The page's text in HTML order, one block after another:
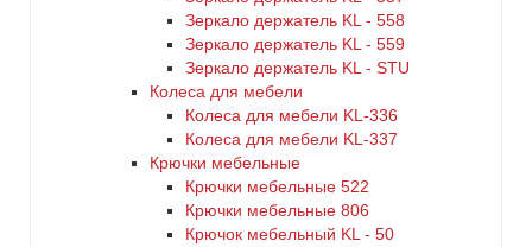
Зеркало держатель KL - 558
Зеркало держатель KL - 559
Зеркало держатель KL - STU
Колеса для мебели
Колеса для мебели KL-336
Колеса для мебели KL-337
Крючки мебельные
Крючки мебельные 522
Крючки мебельные 806
Крючок мебельный KL - 50